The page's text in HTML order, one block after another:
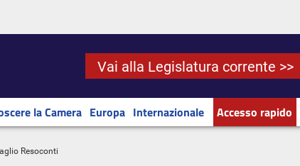
Vai alla Legislatura corrente >>
la Camera Europa Internazionale Accesso rapido
Resoconti